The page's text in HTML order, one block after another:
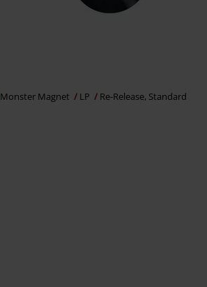
Monster Magnet LP Re-Release, Standard